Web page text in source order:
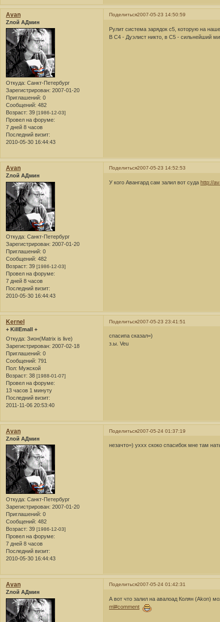
Поделиться2007-05-23 14:50:59
Avan
Zлой АДмин
Откуда: Санкт-Петербург
Зарегистрирован: 2007-01-20
Приглашений: 0
Сообщений: 482
Возраст: 39 [1986-12-03]
Провел на форуме:
7 дней 8 часов
Последний визит:
2010-05-30 16:44:43
Рулит система зарядок с5, которую на
В С4 - Дуэлист никто, в C5 - сильнейший
Поделиться2007-05-23 14:52:53
Avan
Zлой АДмин
Откуда: Санкт-Петербург
Зарегистрирован: 2007-01-20
Приглашений: 0
Сообщений: 482
Возраст: 39 [1986-12-03]
Провел на форуме:
7 дней 8 часов
Последний визит:
2010-05-30 16:44:43
У кого Авангард сам залил вот судаhttp://
Поделиться2007-05-23 23:41:51
Kernel
+ KillEmall +
Откуда: Зион(Matrix is live)
Зарегистрирован: 2007-02-18
Приглашений: 0
Сообщений: 791
Пол: Мужской
Возраст: 38 [1988-01-07]
Провел на форуме:
13 часов 1 минуту
Последний визит:
2011-11-06 20:53:40
спасипа сказал=)
з.ы. Veu
Поделиться2007-05-24 01:37:19
Avan
Zлой АДмин
Откуда: Санкт-Петербург
Зарегистрирован: 2007-01-20
Приглашений: 0
Сообщений: 482
Возраст: 39 [1986-12-03]
Провел на форуме:
7 дней 8 часов
Последний визит:
2010-05-30 16:44:43
незачто=) уххх скоко спасибок мне там
Поделиться2007-05-24 01:42:31
Avan
Zлой АДмин
А вот что залил на авалоад Колян (Akon)
ml#comment